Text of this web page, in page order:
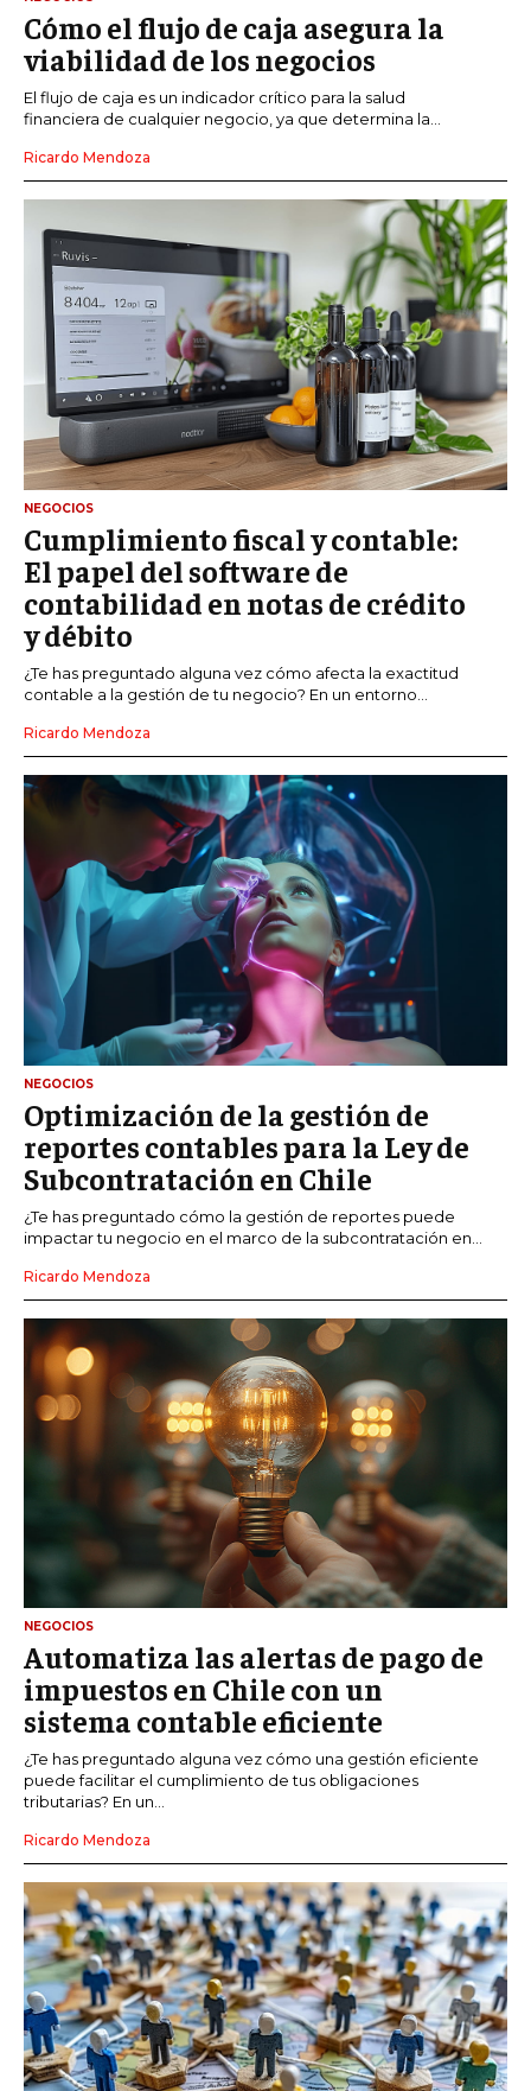
Cómo el flujo de caja asegura la
viabilidad de los negocios
El flujo de caja es un indicador crítico para la salud
financiera de cualquier negocio, ya que determina la...
Ricardo Mendoza
NEGOCIOS
Cumplimiento fiscal y contable:
El papel del software de
contabilidad en notas de crédito
y débito
¿Te has preguntado alguna vez cómo afecta la exactitud
contable a la gestión de tu negocio? En un entorno...
Ricardo Mendoza
NEGOCIOS
Optimización de la gestión de
reportes contables para la Ley de
Subcontratación en Chile
¿Te has preguntado cómo la gestión de reportes puede
impactar tu negocio en el marco de la subcontratación en...
Ricardo Mendoza
NEGOCIOS
Automatiza las alertas de pago de
impuestos en Chile con un
sistema contable eficiente
¿Te has preguntado alguna vez cómo una gestión eficiente
puede facilitar el cumplimiento de tus obligaciones
tributarias? En un...
Ricardo Mendoza